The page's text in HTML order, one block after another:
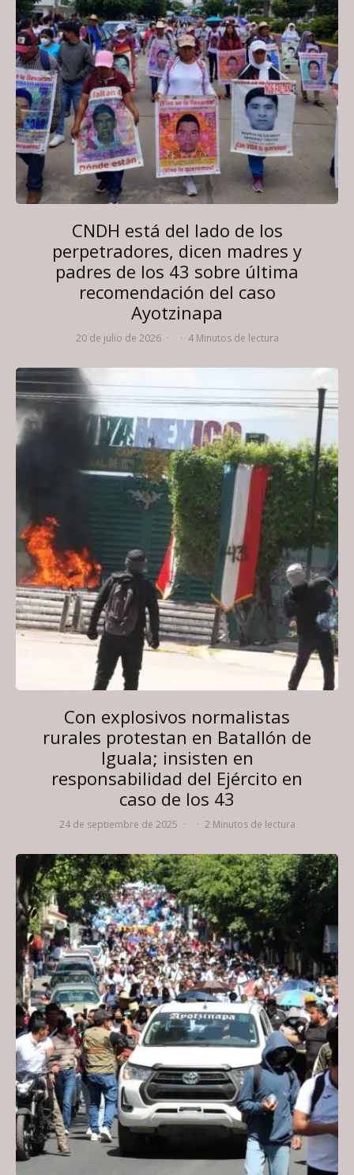
CNDH está del lado de los
perpetradores, dicen madres y
padres de los 43 sobre última
recomendación del caso
Ayotzinapa
20 de julio de 2026 · · 4 Minutos de lectura
Con explosivos normalistas
rurales protestan en Batallón de
Iguala; insisten en
responsabilidad del Ejército en
caso de los 43
24 de septiembre de 2025 · · 2 Minutos de lectura